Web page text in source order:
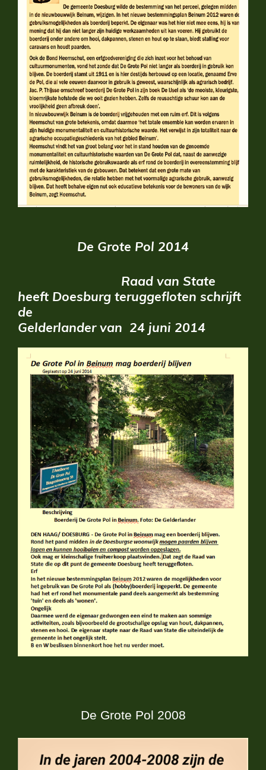
De Grote Pol 2014
Raad van State
heeft Doesburg teruggefloten schrijft
de
Gelderlander van 24 juni 2014
De Grote Pol 2008